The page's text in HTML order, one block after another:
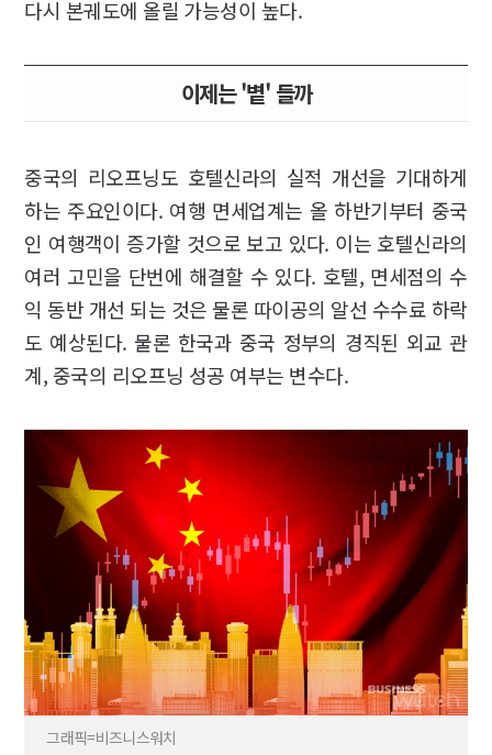
다시 본궤도에 올릴 가능성이 높다.
이제는 '볕' 들까
중국의 리오프닝도 호텔신라의 실적 개선을 기대하게
하는 주요인이다. 여행 면세업계는 올 하반기부터 중국
인 여행객이 증가할 것으로 보고 있다. 이는 호텔신라의
여러 고민을 단번에 해결할 수 있다. 호텔, 면세점의 수
익 동반 개선 되는 것은 물론 따이공의 알선 수수료 하락
도 예상된다. 물론 한국과 중국 정부의 경직된 외교 관
계, 중국의 리오프닝 성공 여부는 변수다.
그래픽=비즈니스워치